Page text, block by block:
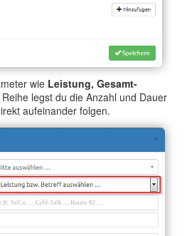
wie Leistung, Gesamt-
Reihe legst du die Anzahl und Dauer
aufeinander folgen.